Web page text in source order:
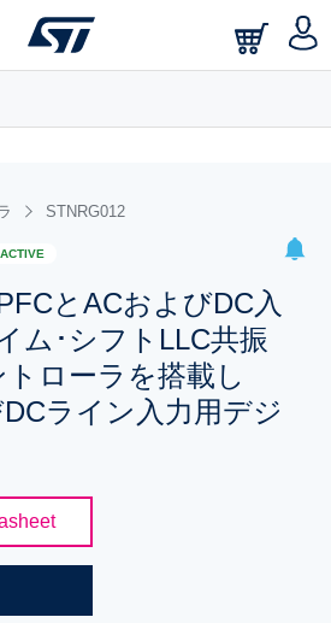
saved searches.
STNRG012
ACTIVE
とACおよびDC入
ム･シフトLLC共振
ローラを搭載し
ライン入力用デジ